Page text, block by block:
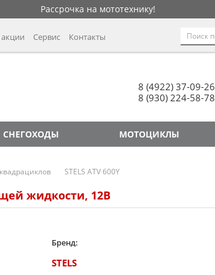
Рассрочка на мототехнику!
Сервис Контакты
8 (4922) 37-09-26
8 (930) 224-58-78
СНЕГОХОДЫ МОТОЦИКЛЫ
STELS ATV 600Y
жидкости, 12В
Бренд:
STELS